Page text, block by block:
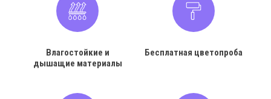
Влагостойкие и
дышащие материалы
Бесплатная цветопроба